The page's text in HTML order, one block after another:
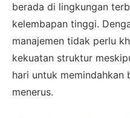
berada di lingkungan
kelembapan tinggi.
manajemen tidak perlu
kekuatan struktur
hari untuk
menerus.